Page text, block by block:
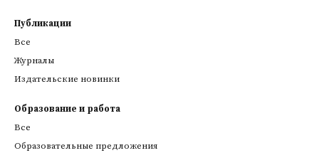
Публикации
Все
Журналы
Издательские новинки
Образование и работа
Все
Образовательные предложения